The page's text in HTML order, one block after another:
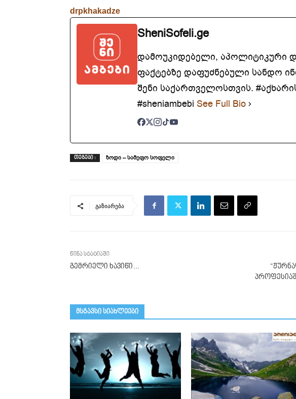
drpkhakadze
SheniSofeli.ge
დამოუკიდებელი, აპოლიტიკური
ფაქტებზე დაფუძნებული სანდო
შენი საქართველოსთვის.
#sheniambebi See Full Bio
ᲗᲔᲒᲔᲑᲘ : ზოდი – სამეფო სოფელი
გაზიარება
წინა სტატიაში
გემრიელი ხავიწი…
მსგავსი სიახლეები